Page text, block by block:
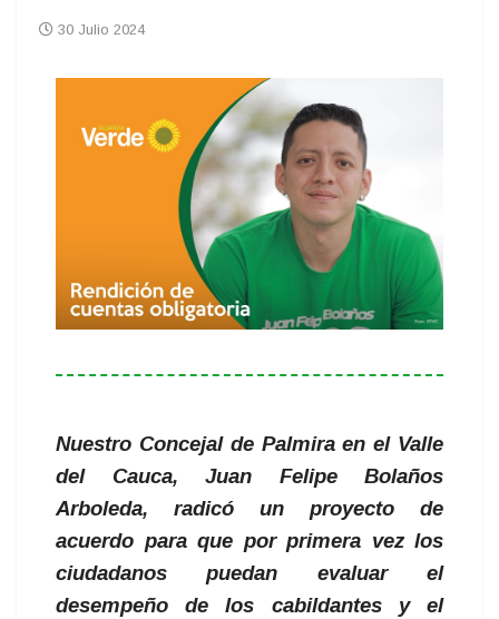
30 Julio 2024
Nuestro Concejal de Palmira en el Valle
del Cauca, Juan Felipe Bolaños
Arboleda, radicó un proyecto de
acuerdo para que por primera vez los
ciudadanos puedan evaluar el
desempeño de los cabildantes y el